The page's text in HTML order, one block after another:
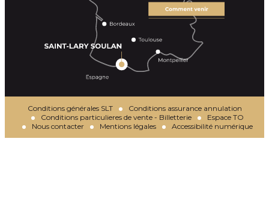
Conditions générales SLT
Conditions assurance annulation
Conditions particulieres de vente - Billetterie
Espace TO
Nous contacter
Mentions légales Accessibilité numérique